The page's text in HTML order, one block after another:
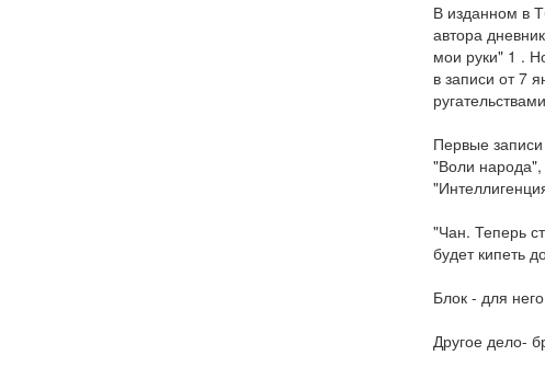
В изданном в
автора
мои руки" 1 .
в записи от 7
Первые
"Воли народа",
"Чан. Теперь
будет кипеть
Блок - для
Другое дело-